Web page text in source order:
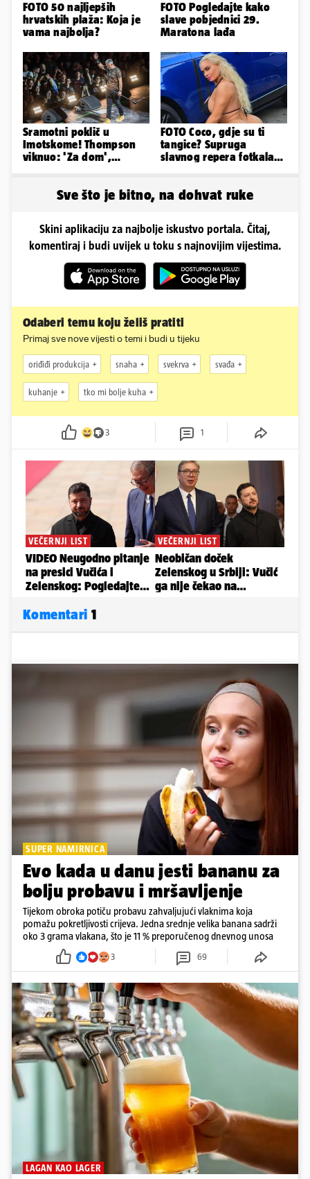
FOTO 50 najljepših
hrvatskih plaža: Koja je
vama najbolja?
FOTO Pogledajte kako
slave pobjednici 29.
Maratona lađa
Sramotni poklič u
Imotskome! Thompson
viknuo: 'Za dom',
FOTO Coco, gdje su ti
tangice? Supruga
slavnog repera fotkala
Sve što je bitno, na dohvat ruke
Skini aplikaciju za najbolje iskustvo portala. Čitaj,
komentiraj i budi uvijek u toku s najnovijim vijestima.
Odaberi temu koju želiš pratiti
Primaj sve nove vijesti o temi i budi u tijeku
oriđiđi produkcija snaha svekrva svađa
kuhanje tko mi bolje kuha
3 1
Komentari 1
SUPER NAMIRNICA
Evo kada u danu jesti bananu za
bolju probavu i mršavljenje
Tijekom obroka potiču probavu zahvaljujući vlaknima koja
pomažu pokretljivosti crijeva. Jedna srednje velika banana sadrži
oko 3 grama vlakana, što je 11 % preporučenog dnevnog unosa
3 69
LAGAN KAO LAGER